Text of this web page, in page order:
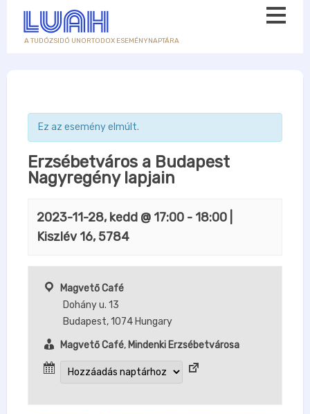
A TUDÓZSIDÓ UNORTODOX ESEMÉNYNAPTÁRA
Ez az esemény elmúlt.
Erzsébetváros a Budapest
Nagyregény lapjain
2023-11-28, kedd @ 17:00 - 18:00
Kiszlév 16, 5784
Magvető Café
Dohány u. 13
Budapest,1074 Hungary
Magvető Café, Mindenki Erzsébetvárosa